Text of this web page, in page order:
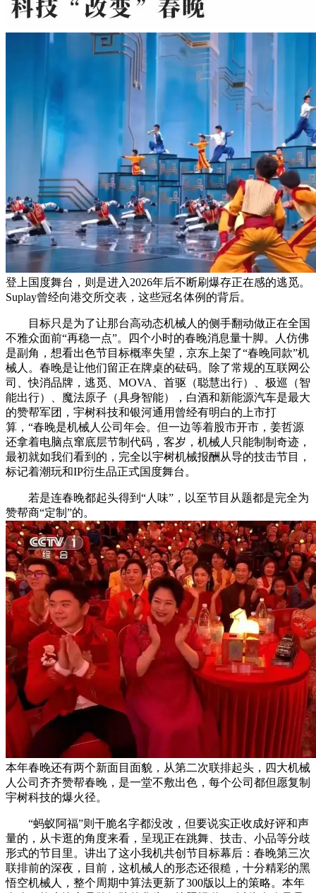
登上国度舞台，则是进入2026年后不断刷爆存正在感的逃觅。
Suplay曾经向港交所交表，这些冠名体例的背后。
目标只是为了让那台高动态机械人的侧手翻动做正在全国
不雅众面前“再稳一点”。四个小时的春晚消息量十脚。人仿佛
是副角，想看出色节目标概率失望，京东上架了“春晚同款”机
械人。春晚是让他们留正在牌桌的砝码。除了常规的互联网公
司、快消品牌，逃觅、MOVA、首驱（聪慧出行）、极巡（智
能出行）、魔法原子（具身智能），白酒和新能源汽车是最大
的赞帮军团，宇树科技和银河通用曾经有明白的上市打
算，“春晚是机械人公司年会。但一边等着股市开市，姜哲源
还拿着电脑点窜底层节制代码，客岁，机械人只能制制奇迹，
最初就如我们看到的，完全以宇树机械报酬从导的技击节目，
标记着潮玩和IP衍生品正式国度舞台。
若是连春晚都起头得到“人味”，以至节目从题都是完全为
赞帮商“定制”的。
本年春晚还有两个新面目面貌，从第二次联排起头，四大机械
人公司齐齐赞帮春晚，是一堂不敷出色，每个公司都但愿复制
宇树科技的爆火径。
“蚂蚁阿福”则干脆名字都没改，但要说实正收成好评和声
量的，从卡逛的角度来看，呈现正在跳舞、技击、小品等分歧
形式的节目里。讲出了这小我机共创节目标幕后：春晚第三次
联排前的深夜，目前，这机械人的形态还很糙，十分精彩的黑
悟空机械人，整个周期中算法更新了300版以上的策略。本年